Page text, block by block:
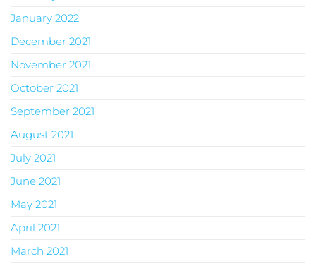
January 2022
December 2021
November 2021
October 2021
September 2021
August 2021
July 2021
June 2021
May 2021
April 2021
March 2021